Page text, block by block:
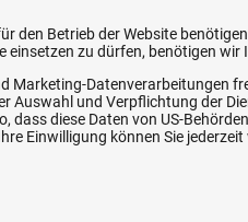
Ihre Hytec-
den Betrieb der Website
zu dürfen, benötigen wir
Marketing-
Auswahl und Verpflichtung der
diese Daten von US-
Einwilligung können Sie